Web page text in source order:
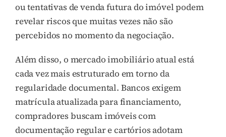
ou tentativas de venda futura do imóvel podem
revelar riscos que muitas vezes não são
percebidos no momento da negociação.
Além disso, o mercado imobiliário atual está
cada vez mais estruturado em torno da
regularidade documental. Bancos exigem
matrícula atualizada para financiamento,
compradores buscam imóveis com
documentação regular e cartórios adotam